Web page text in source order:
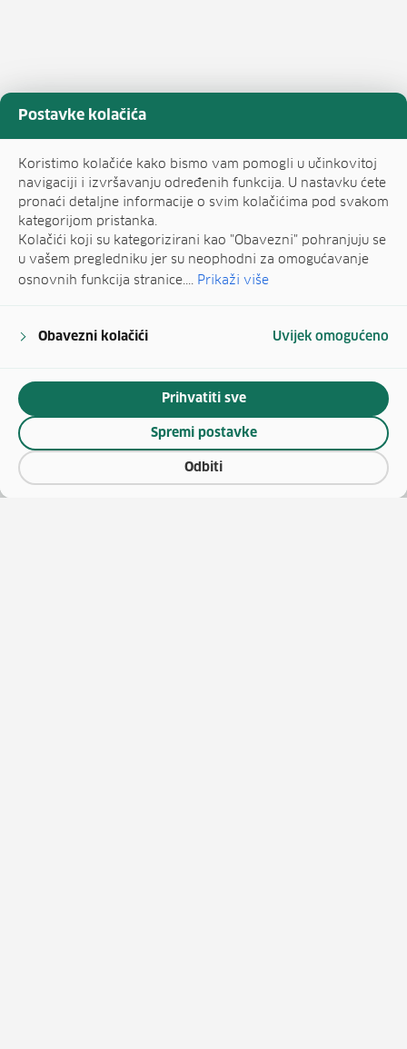
Postavke kolačića
Koristimo kolačiće kako bismo vam pomogli u učinkovitoj
navigaciji i izvršavanju određenih funkcija. U nastavku ćete
pronaći detaljne informacije o svim kolačićima pod svakom
kategorijom pristanka.
Kolačići koji su kategorizirani kao "Obavezni" pohranjuju se
u vašem pregledniku jer su neophodni za omogućavanje
osnovnih funkcija stranice.... Prikaži više
Obavezni kolačići Uvijek omogućeno
Odbiti
Spremi postavke
Prihvatiti sve